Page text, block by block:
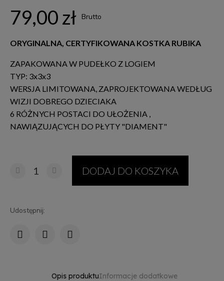
79,00 zł Brutto
ORYGINALNA, CERTYFIKOWANA KOSTKA RUBIKA
ZAPAKOWANA W PUDEŁKO Z LOGIEM
TYP: 3x3x3
WERSJA LIMITOWANA, ZAPROJEKTOWANA WEDŁUG
WIZJI DOBREGO DZIECIAKA
6 RÓŻNYCH POSTACI DO UŁOŻENIA ,
NAWIĄZUJĄCYCH DO PŁYTY "DIAMENT"
DODAJ DO KOSZYKA
Udostępnij:
Opis produktuInformacje dodatkowe